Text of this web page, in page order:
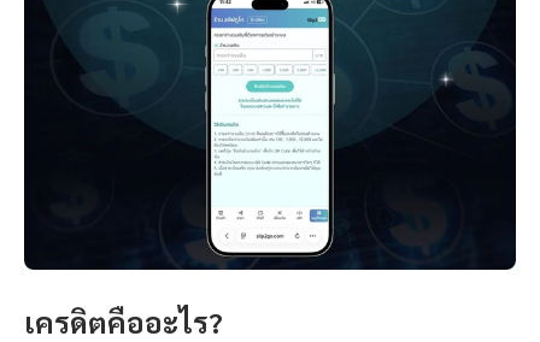
เครดิตคืออะไร?